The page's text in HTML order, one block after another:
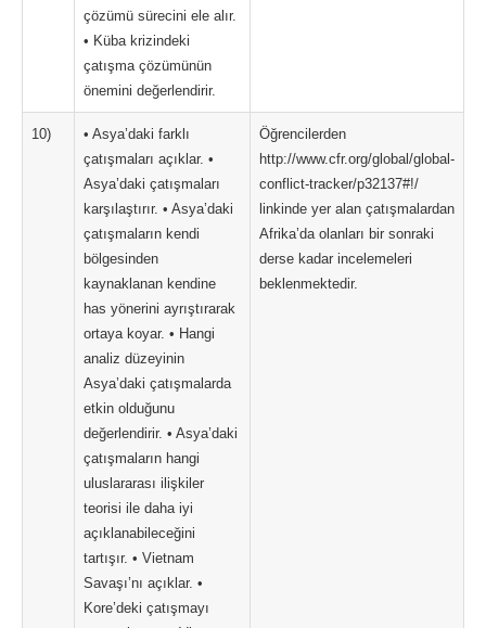
çözümü sürecini ele alır.
• Küba krizindeki
çatışma çözümünün
önemini değerlendirir.
10)
• Asya’daki farklı
çatışmaları açıklar. •
Asya’daki çatışmaları
karşılaştırır. • Asya’daki
çatışmaların kendi
bölgesinden
kaynaklanan kendine
has yönerini ayrıştırarak
ortaya koyar. • Hangi
analiz düzeyinin
Asya’daki çatışmalarda
etkin olduğunu
değerlendirir. • Asya’daki
çatışmaların hangi
uluslararası ilişkiler
teorisi ile daha iyi
açıklanabileceğini
tartışır. • Vietnam
Savaşı’nı açıklar. •
Kore’deki çatışmayı
Öğrencilerden
http://www.cfr.org/global/global-
conflict-tracker/p32137#!/
linkinde yer alan çatışmalardan
Afrika’da olanları bir sonraki
derse kadar incelemeleri
beklenmektedir.